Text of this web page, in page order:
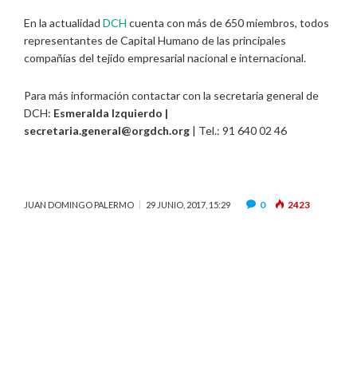
En la actualidad DCH cuenta con más de 650 miembros, todos
representantes de Capital Humano de las principales
compañías del tejido empresarial nacional e internacional.
Para más información contactar con la secretaria general de
DCH: Esmeralda Izquierdo |
secretaria.general@orgdch.org | Tel.: 91 640 02 46
JUAN DOMINGO PALERMO 29 JUNIO, 2017, 15:29 0 2423